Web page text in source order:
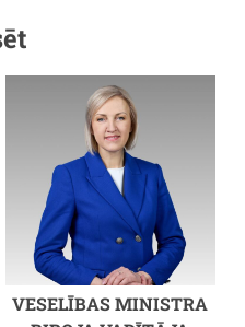
VESELĪBAS MINISTRA